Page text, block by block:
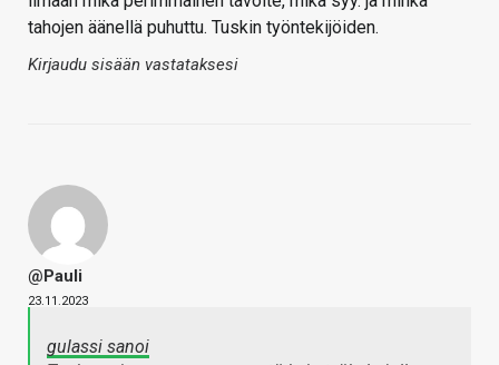
tahojen äänellä puhuttu. Tuskin työntekijöiden.
Kirjaudu sisään vastataksesi
@Pauli
23.11.2023
gulassi sanoi